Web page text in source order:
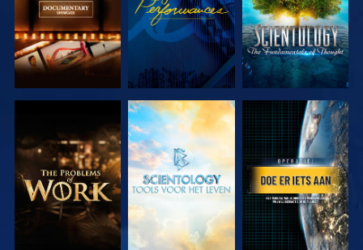
VERKEN DE
SERIE
VERKEN DE
SERIE
KIJK